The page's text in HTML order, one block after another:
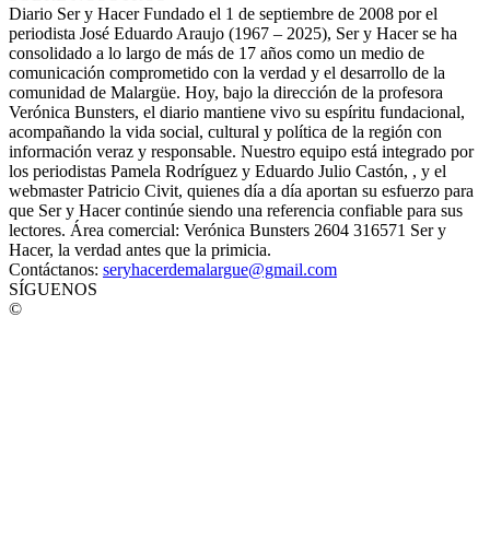
Diario Ser y Hacer Fundado el 1 de septiembre de 2008 por el
periodista José Eduardo Araujo (1967 – 2025), Ser y Hacer se ha
consolidado a lo largo de más de 17 años como un medio de
comunicación comprometido con la verdad y el desarrollo de la
comunidad de Malargüe. Hoy, bajo la dirección de la profesora
Verónica Bunsters, el diario mantiene vivo su espíritu fundacional,
acompañando la vida social, cultural y política de la región con
información veraz y responsable. Nuestro equipo está integrado por
los periodistas Pamela Rodríguez y Eduardo Julio Castón, , y el
webmaster Patricio Civit, quienes día a día aportan su esfuerzo para
que Ser y Hacer continúe siendo una referencia confiable para sus
lectores. Área comercial: Verónica Bunsters 2604 316571 Ser y
Hacer, la verdad antes que la primicia.
Contáctanos: seryhacerdemalargue@gmail.com
SÍGUENOS
©